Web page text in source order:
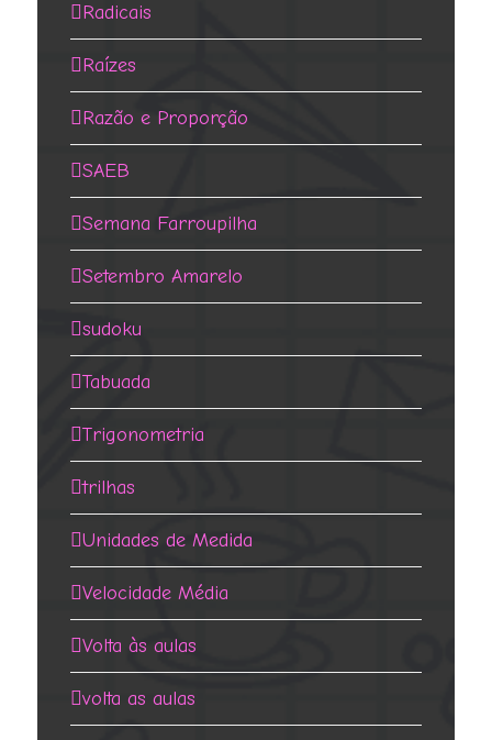
Radicais
Raízes
Razão e Proporção
SAEB
Semana Farroupilha
Setembro Amarelo
sudoku
Tabuada
Trigonometria
trilhas
Unidades de Medida
Velocidade Média
Volta às aulas
volta as aulas